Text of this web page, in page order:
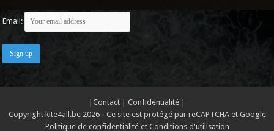
Email:
Contact Confidentialité
Copyright kite4all.be 2026 - Ce site est protégé par reCAPTCHA et Google
Politique de confidentialitéet Conditions d'utilisation